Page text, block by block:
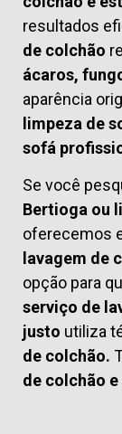
resultados
de colchão
ácaros,
aparência
limpeza de
sofá
Se você
Bertioga ou
oferecemos
lavagem de
opção para
serviço de
justo utiliza
de colchão.
de colchão e